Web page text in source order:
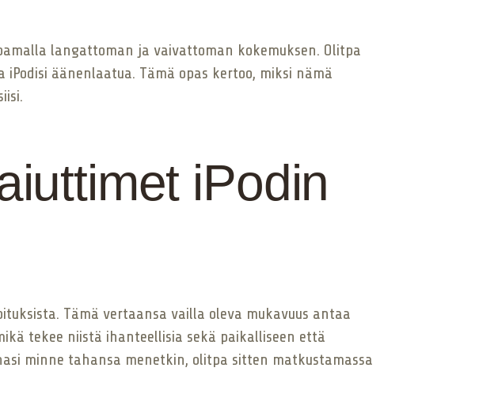
langattoman ja vaivattoman kokemuksen. Olitpa
äänenlaatua. Tämä opas kertoo, miksi nämä
iPodin
Tämä vertaansa vailla oleva mukavuus antaa
tekee niistä ihanteellisia sekä paikalliseen että
minne tahansa menetkin, olitpa sitten matkustamassa